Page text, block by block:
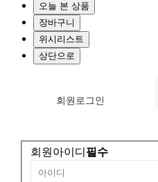
오늘 본 상품
장바구니
위시리스트
상단으로
회원 로그인
회원아이디 필수